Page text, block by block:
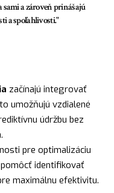
sami a zároveň prinášajú
a spoľahlivosti."
začínajú integrovať
umožňujú vzdialené
údržbu bez
pre optimalizáciu
identifikovať
maximálnu efektivitu.